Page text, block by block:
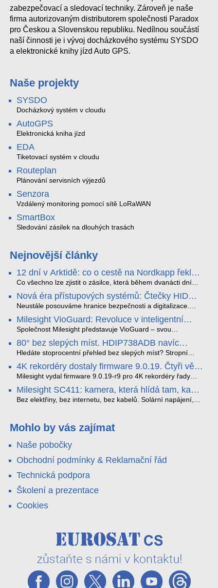
zabezpečovací a sledovací techniky. Zároveň je naše
firma autorizovaným distributorem společnosti Paradox
pro Českou a Slovenskou republiku. Nedílnou součástí
naší činnosti je i vývoj docházkového systému SYSDO
a elektronické knihy jízd Auto GPS.
Naše projekty
SYSDO
Docházkový systém v cloudu
AutoGPS
Elektronická kniha jízd
EDA
Tiketovací systém v cloudu
Routeplan
Plánování servisních výjezdů
Senzora
Vzdálený monitoring pomocí sítě LoRaWAN
SmartBox
Sledování zásilek na dlouhých trasách
Nejnovější články
12 dní v Arktidě: co o cestě na Nordkapp řekla
data ze SMARTBOX 2 MAX
Co všechno lze zjistit o zásilce, která během dvanácti dní
projede Arktidou? SMARTBOX 2 MAX jsme vzali na trasu z
Tromsø přes Lofoty, Kirunu a finské Laponsko až na
Nordkapp. Bez jediného dobití, v mrazu až −13 °C a mimo
otřesy i náklon. Výsledkem není jen čára na mapě, ale
podrobný datový příběh celé cesty.
Nová éra přístupových systémů: Čtečky HID
Signo
Neustále posouváme hranice bezpečnosti a digitalizace.
v oblasti kontroly přístupu – moderní a vysoce univerzální
čtečky HID Signo.
Milesight VioGuard: Revoluce v inteligentní
detekci dopravních přestupků
Společnost Milesight představuje VioGuard – svou
dopravních přestupků. Tento systém, poháněný
sofistikovanými algoritmy umělé inteligence (AI), je navržen
tak, aby poskytoval komplexní nástroje pro vymáhání
dopravních předpisů, zvyšoval bezpečnost na silnicích a
optimalizoval plynulost dopravy v moderních městech.
80° bez slepých míst. HDIP738ADB navíc
streamuje na YouTube – bez PC.
Hledáte stoprocentní přehled bez slepých míst? Stropní
panoramatická kamera HDIP738ADB skládá obraz ze dvou
4MP senzorů SONY do jednoho čistého 180° záběru bez
zkreslení. K tomu přidává AI detekci osob a vozidel,
YouTube – bez běžícího počítače.
4K rekordéry dostaly firmware 9.0.19. Čtyři věci,
které musíte vědět.
Milesight vydal firmware 9.0.19-r9 pro 4K rekordéry řady
které vám zjednoduší práci – a jedna z nich vám ušetří
spoustu zbytečných výjezdů k zákazníkům.
Milesight SC411: kamera, která hlídá tam, kam
kabel nedosáhne
Bez elektřiny, bez internetu, bez kabelů. Solární napájení,
váš telefon. Podívejte se na video.
Mohlo by vás zajímat
Naše pobočky
Obchodní podmínky & Reklamační řád
Technická podpora
Školení a prezentace
Cookies